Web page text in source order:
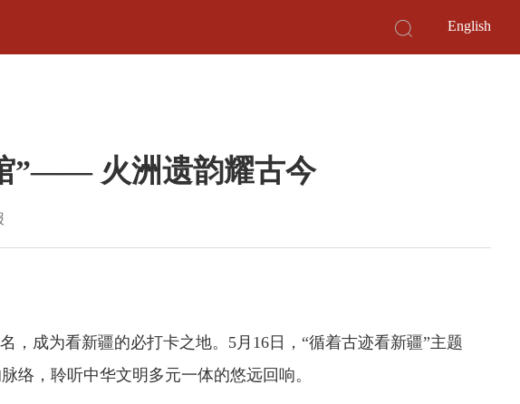
English
”—— 火洲遗韵耀古今
，成为看新疆的必打卡之地。5月16日，“循着古迹看新疆”主题
络，聆听中华文明多元一体的悠远回响。